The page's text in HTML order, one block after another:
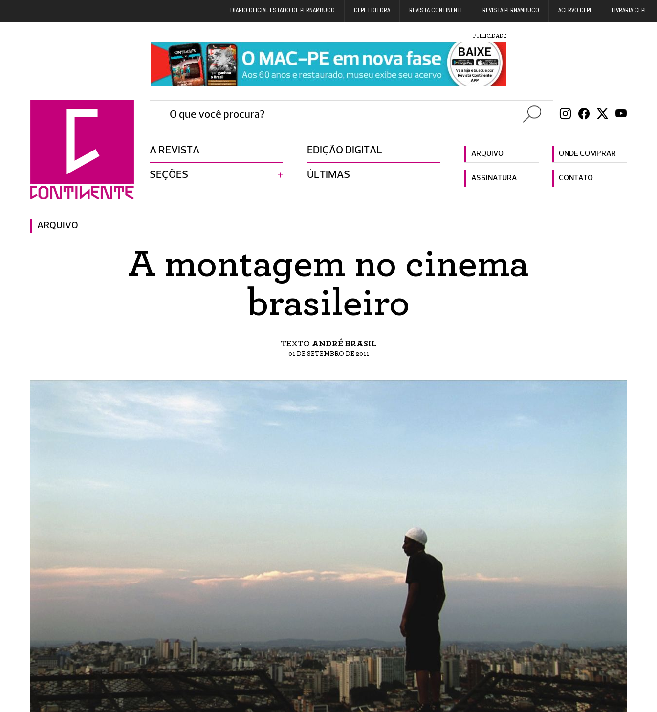
DIÁRIO OFICIAL ESTADO DE PERNAMBUCO CEPE EDITORA REVISTA CONTINENTE REVISTA PERNAMBUCO ACERVO CEPE LIVRARIA CEPE
PUBLICIDADE
O que você procura?
A REVISTA EDIÇÃO DIGITAL ARQUIVO ONDE COMPRAR
SEÇÕES ÚLTIMAS ASSINATURA CONTATO
ARQUIVO
A montagem no cinema
brasileiro
TEXTO ANDRÉ BRASIL
01 DE SETEMBRO DE 2011